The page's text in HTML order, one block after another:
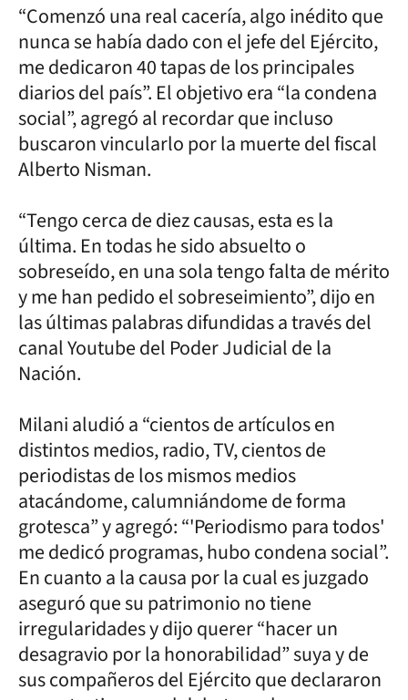
“Comenzó una real cacería, algo inédito que
nunca se había dado con el jefe del Ejército,
me dedicaron 40 tapas de los principales
diarios del país”. El objetivo era “la condena
social”, agregó al recordar que incluso
buscaron vincularlo por la muerte del fiscal
Alberto Nisman.
“Tengo cerca de diez causas, esta es la
última. En todas he sido absuelto o
sobreseído, en una sola tengo falta de mérito
y me han pedido el sobreseimiento”, dijo en
las últimas palabras difundidas a través del
canal Youtube del Poder Judicial de la
Nación.
Milani aludió a “cientos de artículos en
distintos medios, radio, TV, cientos de
periodistas de los mismos medios
atacándome, calumniándome de forma
grotesca” y agregó: “'Periodismo para todos'
me dedicó programas, hubo condena social”.
En cuanto a la causa por la cual es juzgado
aseguró que su patrimonio no tiene
irregularidades y dijo querer “hacer un
desagravio por la honorabilidad” suya y de
sus compañeros del Ejército que declararon